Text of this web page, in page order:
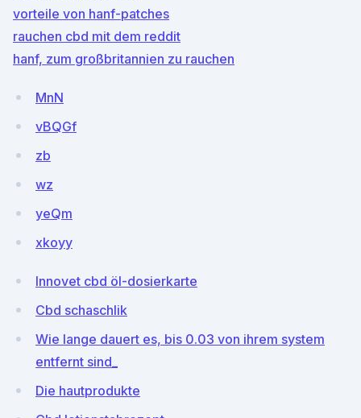
vorteile von hanf-patches
rauchen cbd mit dem reddit
hanf, zum großbritannien zu rauchen
MnN
vBQGf
zb
wz
yeQm
xkoyy
Innovet cbd öl-dosierkarte
Cbd schaschlik
Wie lange dauert es, bis 0.03 von ihrem system
entfernt sind_
Die hautprodukte